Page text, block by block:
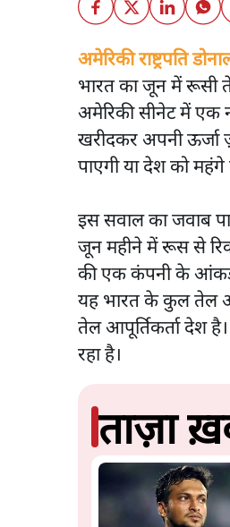
अमेरिकी राष्ट्रपति
भारत का जून में रूसी
अमेरिकी सीनेट में एक
खरीदकर अपनी ऊर्जा
पाएगी या देश को
इस सवाल का जवाब
जून महीने में रूस से
की एक कंपनी के
यह भारत के कुल तेल
तेल आपूर्तिकर्ता देश
रहा है।
ताज़ा